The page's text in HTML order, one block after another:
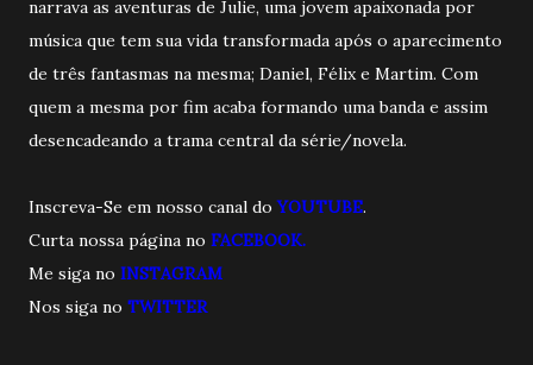
narrava as aventuras de Julie, uma jovem apaixonada por
música que tem sua vida transformada após o aparecimento
de três fantasmas na mesma; Daniel, Félix e Martim. Com
quem a mesma por fim acaba formando uma banda e assim
desencadeando a trama central da série/novela.
Inscreva-Se em nosso canal do YOUTUBE.
Curta nossa página no FACEBOOK.
Me siga no INSTAGRAM
Nos siga no TWITTER